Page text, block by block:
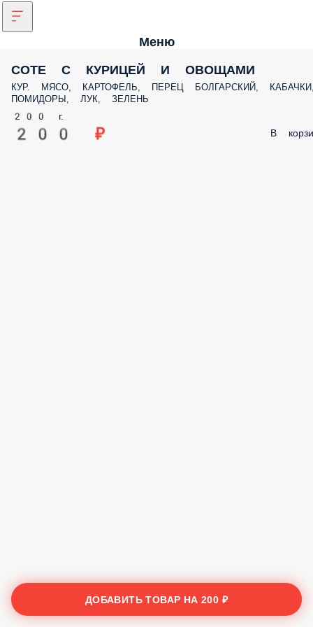
Меню
СОТЕ С КУРИЦЕЙ И ОВОЩАМИ
КУР. МЯСО, КАРТОФЕЛЬ, ПЕРЕЦ БОЛГАРСКИЙ,
ПОМИДОРЫ, ЛУК, ЗЕЛЕНЬ
200 г.
200 ₽ В
ДОБАВИТЬ ТОВАР НА200 ₽